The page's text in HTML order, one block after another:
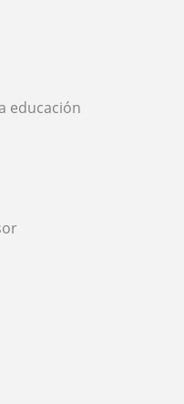
educación